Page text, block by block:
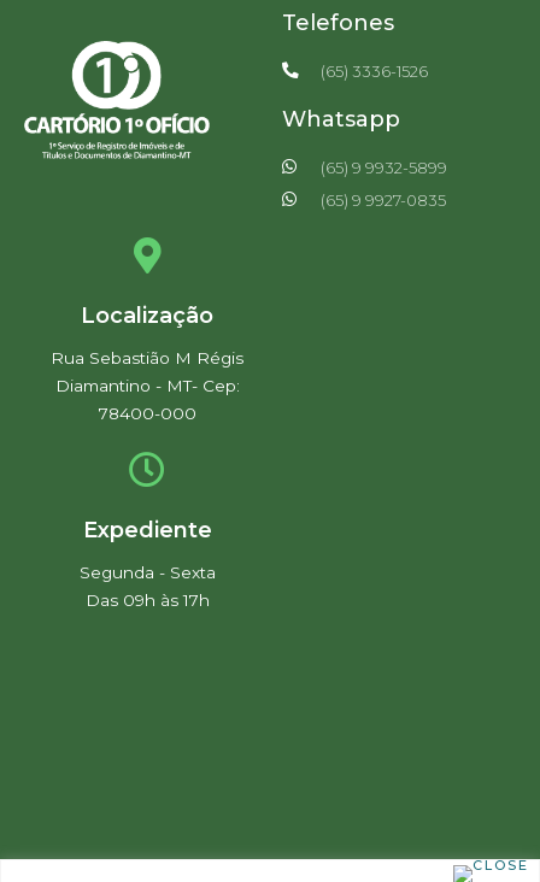
Telefones
(65) 3336-1526
Whatsapp
(65) 9 9932-5899
(65) 9 9927-0835
Localização
Rua Sebastião M Régis
Diamantino - MT- Cep:
78400-000
Expediente
Segunda - Sexta
Das 09h às 17h